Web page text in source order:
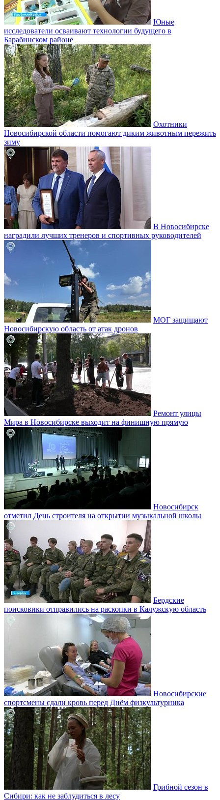
Юные
исследователи осваивают технологии будущего в
Барабинском районе
Охотники
Новосибирской области помогают диким животным пережить
зиму
В Новосибирске
наградили лучших тренеров и спортивных руководителей
МОГ защищают
Новосибирскую область от атак дронов
Ремонт улицы
Мира в Новосибирске выходит на финишную прямую
Новосибирск
отметил День строителя на открытии музыкальной школы
Бердские
поисковики отправились на раскопки в Калужскую область
Новосибирские
спортсмены сдали кровь перед Днём физкультурника
Грибной сезон в
Сибири: как не заблудиться в лесу